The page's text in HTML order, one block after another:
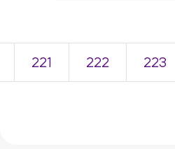
221 222 223